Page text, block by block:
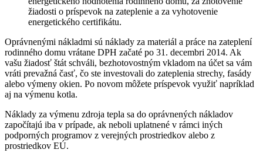
žiadosti o príspevok na zateplenie a za vyhotovenie
energetického certifikátu.
Oprávnenými nákladmi sú náklady za materiál a práce na zateplení
rodinného domu vrátane DPH začaté po 31. decembri 2014. Ak
vašu žiadosť štát schváli, bezhotovostným vkladom na účet sa vám
vráti prevažná časť, čo ste investovali do zateplenia strechy, fasády
alebo výmeny okien. Po novom môžete príspevok využiť napríklad
aj na výmenu kotla.
Náklady za výmenu zdroja tepla sa do oprávnených nákladov
započítajú iba v prípade, ak neboli uplatnené v rámci iných
podporných programov z verejných prostriedkov alebo z
prostriedkov EÚ.